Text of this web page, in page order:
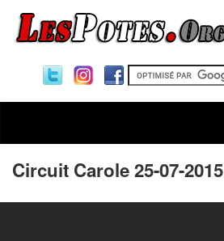
Circuit Carole 25-07-2015